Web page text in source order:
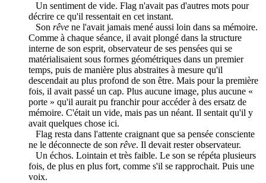
Un sentiment de vide. Flag n'avait pas d'autres mots pour
décrire ce qu'il ressentait en cet instant.
Son rêve ne l'avait jamais mené aussi loin dans sa mémoire.
Comme à chaque séance, il avait plongé dans la structure
interne de son esprit, observateur de ses pensées qui se
matérialisaient sous formes géométriques dans un premier
temps, puis de manière plus abstraites à mesure qu'il
descendait au plus profond de son être. Mais pour la première
fois, il avait passé un cap. Plus aucune image, plus aucune «
porte » qu'il aurait pu franchir pour accéder à des ersatz de
mémoire. C'était un vide, mais pas un néant. Il sentait qu'il y
avait quelques chose ici.
Flag resta dans l'attente craignant que sa pensée consciente
ne le déconnecte de son rêve. Il devait rester observateur.
Un échos. Lointain et très faible. Le son se répéta plusieurs
fois, de plus en plus fort, comme s'il se rapprochait. Puis une
voix.